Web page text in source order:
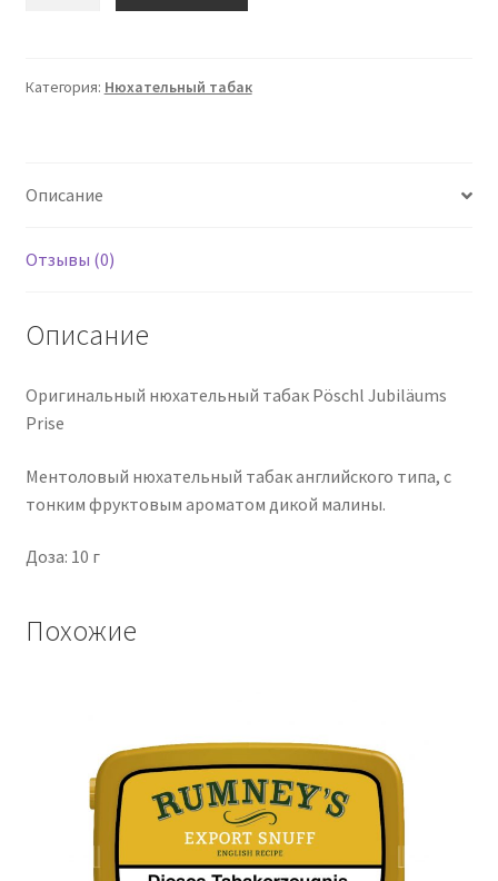
Jubiläums
Категория: Нюхательный табак
Описание
Отзывы (0)
Описание
Оригинальный нюхательный табак Pöschl Jubiläums
Prise
Ментоловый нюхательный табак английского типа, с
тонким фруктовым ароматом дикой малины.
Доза: 10 г
Похожие